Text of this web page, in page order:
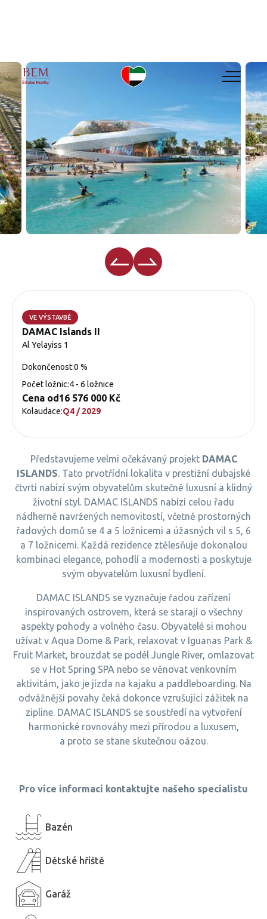
DAMAC Islands II
VE VÝSTAVBĚ
DAMAC Islands II
Al Yelayiss 1
Dokončenost:0 %
Počet ložnic:4 - 6 ložnice
Cena od16 576 000 Kč
Kolaudace:Q4 / 2029
Představujeme velmi očekávaný projektDAMAC
ISLANDS. Tato prvotřídní lokalita v prestižní dubajské
čtvrti nabízí svým obyvatelům skutečně luxusní a klidný
životní styl. DAMAC ISLANDS nabízí celou řadu
nádherně navržených nemovitostí, včetně prostorných
řadových domů se 4 a 5 ložnicemi a úžasných vil s 5, 6
a 7 ložnicemi. Každá rezidence ztělesňuje dokonalou
kombinaci elegance, pohodlí a modernosti a poskytuje
svým obyvatelům luxusní bydlení.
DAMAC ISLANDS se vyznačuje řadou zařízení
inspirovaných ostrovem, která se starají o všechny
aspekty pohody a volného času. Obyvatelé si mohou
užívat v Aqua Dome & Park, relaxovat v Iguanas Park &
Fruit Market, brouzdat se podél Jungle River, omlazovat
se v Hot Spring SPA nebo se věnovat venkovním
aktivitám, jako je jízda na kajaku a paddleboarding. Na
odvážnější povahy čeká dokonce vzrušující zážitek na
zipline. DAMAC ISLANDS se soustředí na vytvoření
harmonické rovnováhy mezi přírodou a luxusem,
a proto se stane skutečnou oázou.
Pro více informací kontaktujte našeho specialistu
Bazén
Dětské hřiště
Garáž